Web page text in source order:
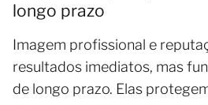
longo prazo
Imagem profissional e
resultados imediatos, mas
de longo prazo. Elas